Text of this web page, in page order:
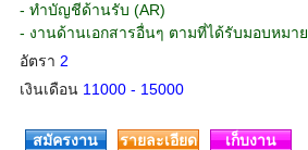
- ทำบัญชีด้านรับ (AR)
- งานด้านเอกสารอื่นๆ ตามที่ได้รับมอบหมาย
อัตรา 2
เงินเดือน 11000 - 15000
สมัครงาน
รายละเอียด เก็บงาน